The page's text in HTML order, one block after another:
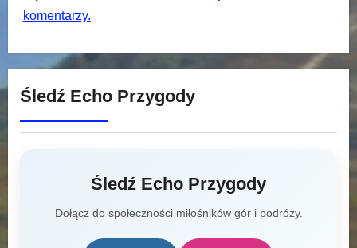
komentarzy.
Śledź Echo Przygody
Śledź Echo Przygody
Dołącz do społeczności miłośników gór i podróży.